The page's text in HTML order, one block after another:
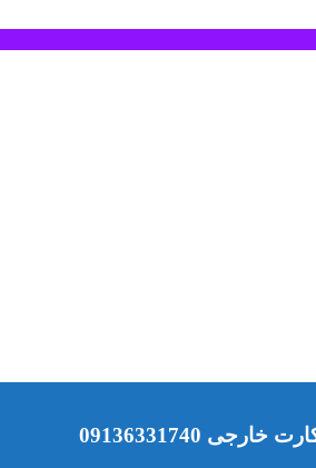
09136331740